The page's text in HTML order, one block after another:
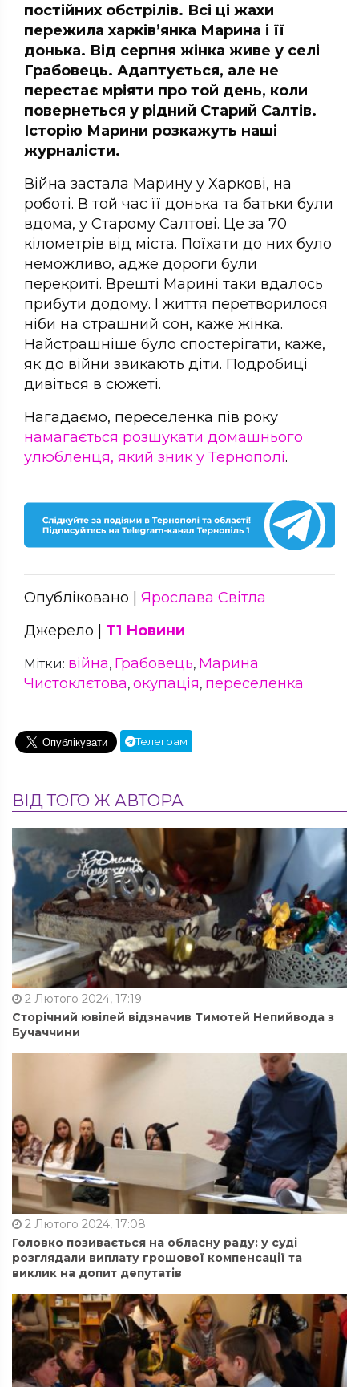
постійних обстрілів. Всі ці жахи
пережила харків’янка Марина і її
донька. Від серпня жінка живе у селі
Грабовець. Адаптується, але не
перестає мріяти про той день, коли
повернеться у рідний Старий Салтів.
Історію Марини розкажуть наші
журналісти.
Війна застала Марину у Харкові, на
роботі. В той час її донька та батьки були
вдома, у Старому Салтові. Це за 70
кілометрів від міста. Поїхати до них було
неможливо, адже дороги були
перекриті. Врешті Марині таки вдалось
прибути додому. І життя перетворилося
ніби на страшний сон, каже жінка.
Найстрашніше було спостерігати, каже,
як до війни звикають діти. Подробиці
дивіться в сюжеті.
Нагадаємо, переселенка пів року
намагається розшукати домашнього
улюбленця, який зник у Тернополі.
Опубліковано | Ярослава Світла
Джерело | Т1 Новини
Мітки: війна, Грабовець, Марина
Чистоклєтова, окупація, переселенка
Телеграм
ВІД ТОГО Ж АВТОРА
2 Лютого 2024, 17:19
Сторічний ювілей відзначив Тимотей Непийвода з
Бучаччини
2 Лютого 2024, 17:08
Головко позивається на обласну раду: у суді
розглядали виплату грошової компенсації та
виклик на допит депутатів